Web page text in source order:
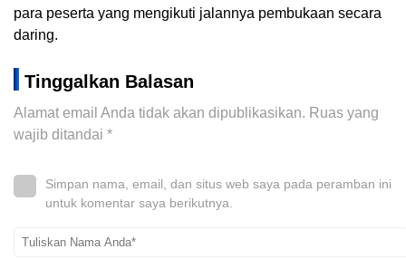
para peserta yang mengikuti jalannya pembukaan secara
daring.
Tinggalkan Balasan
Alamat email Anda tidak akan dipublikasikan. Ruas yang
wajib ditandai *
Simpan nama, email, dan situs web saya pada peramban ini
untuk komentar saya berikutnya.